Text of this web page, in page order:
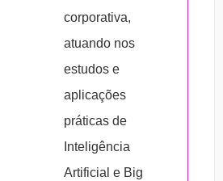
corporativa,
atuando nos
estudos e
aplicações
práticas de
Inteligência
Artificial e Big